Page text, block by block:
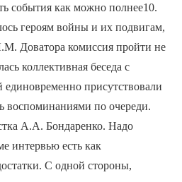
события как можно полнее10.
героям войны и их подвигам,
Доватора комиссия пройти не
коллективная беседа с
единовременно присутствовали
воспоминаниями по очереди.
А.А. Бондаренко. Надо
интервью есть как
С одной стороны,